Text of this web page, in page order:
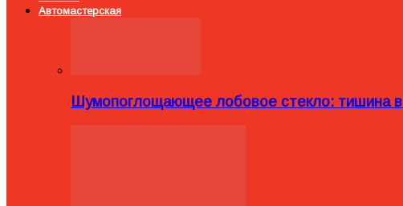
Автомастерская
Шумопоглощающее лобовое стекло: тишина в